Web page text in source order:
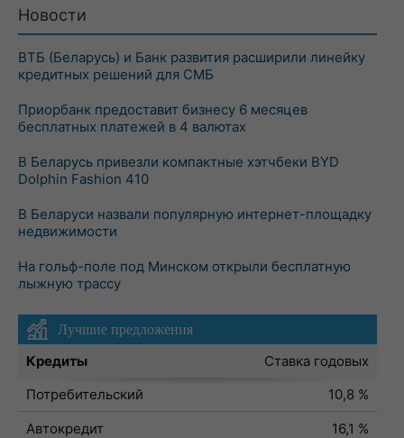
Новости
ВТБ (Беларусь) и Банк развития расширили линейку
кредитных решений для СМБ
Приорбанк предоставит бизнесу 6 месяцев
бесплатных платежей в 4 валютах
В Беларусь привезли компактные хэтчбеки BYD
Dolphin Fashion 410
В Беларуси назвали популярную интернет-площадку
недвижимости
На гольф-поле под Минском открыли бесплатную
лыжную трассу
Лучшие предложения
Кредиты
Ставка годовых
Потребительский
10,8 %
Автокредит
16,1 %